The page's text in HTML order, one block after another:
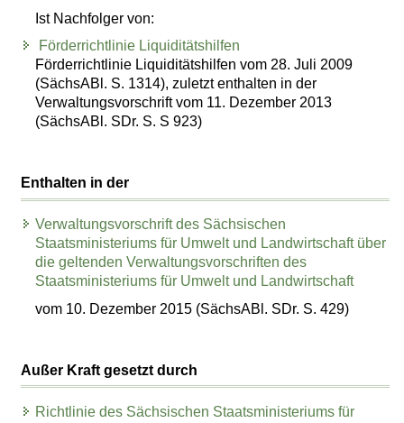
Ist Nachfolger von:
Förderrichtlinie Liquiditätshilfen
Förderrichtlinie Liquiditätshilfen vom 28. Juli 2009
(SächsABl. S. 1314), zuletzt enthalten in der
Verwaltungsvorschrift vom 11. Dezember 2013
(SächsABl. SDr. S. S 923)
Enthalten in der
Verwaltungsvorschrift des Sächsischen
Staatsministeriums für Umwelt und Landwirtschaft über
die geltenden Verwaltungsvorschriften des
Staatsministeriums für Umwelt und Landwirtschaft
vom 10. Dezember 2015 (SächsABl. SDr. S. 429)
Außer Kraft gesetzt durch
Richtlinie des Sächsischen Staatsministeriums für